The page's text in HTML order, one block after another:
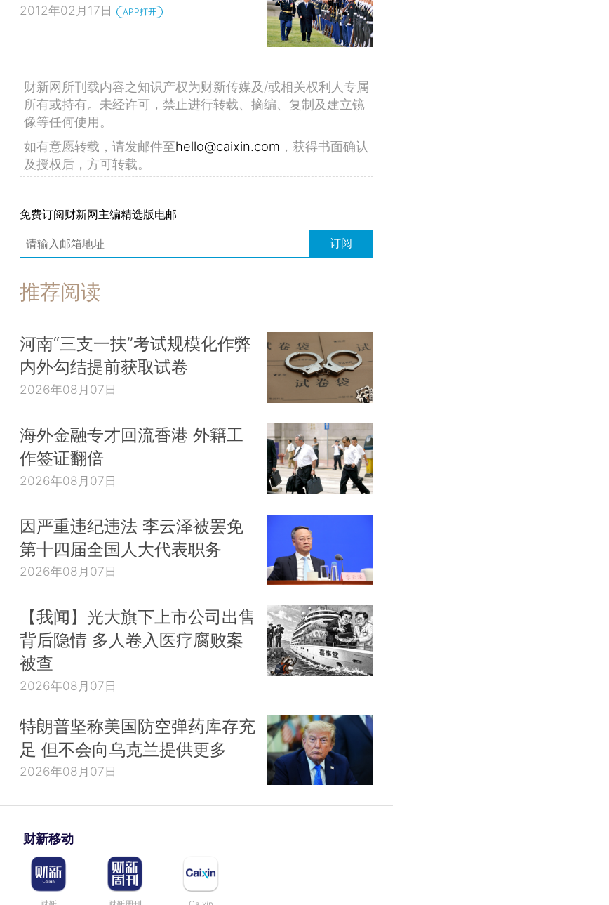
2012年02月17日 APP打开
财新网所刊载内容之知识产权为财新传媒及/或相关权利人专属
所有或持有。未经许可，禁止进行转载、摘编、复制及建立镜
像等任何使用。
如有意愿转载，请发邮件至hello@caixin.com ，获得书面确认
及授权后，方可转载。
免费订阅财新网主编精选版电邮
订阅
推荐阅读
河南“三支一扶”考试规模化作弊
内外勾结提前获取试卷
2026年08月07日
海外金融专才回流香港 外籍工
作签证翻倍
2026年08月07日
因严重违纪违法 李云泽被罢免
第十四届全国人大代表职务
2026年08月07日
【我闻】光大旗下上市公司出售
背后隐情 多人卷入医疗腐败案
被查
2026年08月07日
特朗普坚称美国防空弹药库存充
足 但不会向乌克兰提供更多
2026年08月07日
财新移动